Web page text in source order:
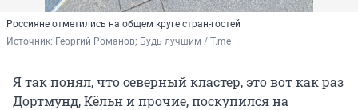
Россияне отметились на общем круге стран-гостей
Источник: Георгий Романов; Будь лучшим / T.me
Я так понял, что северный кластер, это вот как раз
Дортмунд, Кёльн и прочие, поскупился на